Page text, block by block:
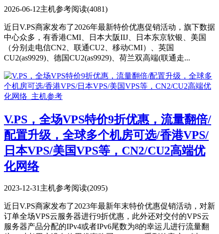
2026-06-12主机参考阅读(4081)
近日V.PS商家发布了2026年最新特价优惠促销活动，旗下数据
中心众多，有香港CMI、日本大阪IIJ、日本东京软银、美国
（分别走电信CN2、联通CU2、移动CMI）、英国
CU2(as9929)、德国CU2(as9929)、荷兰双高端(联通走...
V.PS，全场VPS特价9折优惠，流量翻倍/
配置升级，全球多个机房可选/香港VPS/
日本VPS/美国VPS等，CN2/CU2高端优
化网络
2023-12-31主机参考阅读(2095)
近日V.PS商家发布了2023年最新年末特价优惠促销活动，对新
订单全场VPS云服务器进行9折优惠，此外还对交付的VPS云
服务器产品分配的IPv4或者IPv6尾数为8的幸运儿进行流量翻